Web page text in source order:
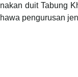
duit Tabung
pengurusan